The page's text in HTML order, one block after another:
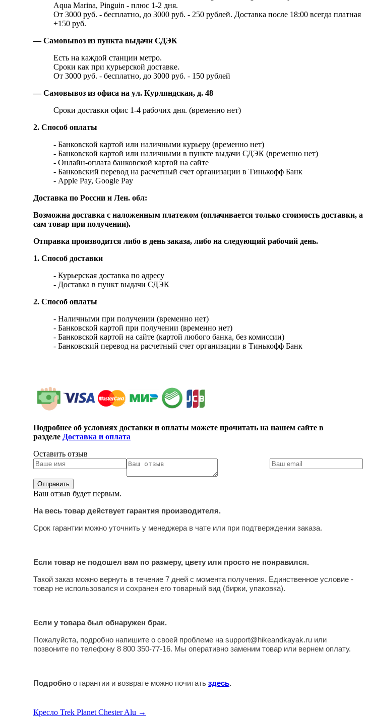
Aqua Marina, Pinguin - плюс 1-2 дня.
От 3000 руб. - бесплатно, до 3000 руб. - 250 рублей. Доставка после 18:00 всегда платная
+150 руб.
— Самовывоз из пункта выдачи СДЭК
Есть на каждой станции метро.
Сроки как при курьерской доставке.
От 3000 руб. - бесплатно, до 3000 руб. - 150 рублей
— Самовывоз из офиса на ул. Курляндская, д. 48
Сроки доставки офис 1-4 рабочих дня. (временно нет)
2. Способ оплаты
- Банковской картой или наличными курьеру (временно нет)
- Банковской картой или наличными в пункте выдачи СДЭК (временно нет)
- Онлайн-оплата банковской картой на сайте
- Банковский перевод на расчетный счет организации в Тинькофф Банк
- Apple Pay, Google Pay
Доставка по России и Лен. обл:
Возможна доставка с наложенным платежом (оплачивается только стоимость доставки, а
сам товар при получении).
Отправка производится либо в день заказа, либо на следующий рабочий день.
1. Способ доставки
- Курьерская доставка по адресу
- Доставка в пункт выдачи СДЭК
2. Способ оплаты
- Наличными при получении (временно нет)
- Банковской картой при получении (временно нет)
- Банковской картой на сайте (картой любого банка, без комиссии)
- Банковский перевод на расчетный счет организации в Тинькофф Банк
Подробнее об условиях доставки и оплаты можете прочитать на нашем сайте в
разделе Доставка и оплата
Оставить отзыв
Ваш отзыв будет первым.
На весь товар действует гарантия производителя.
Срок гарантии можно уточнить у менеджера в чате или при подтверждении заказа.
Если товар не подошел вам по размеру, цвету или просто не понравился.
Такой заказ можно вернуть в течение 7 дней с момента получения. Единственное условие -
товар не использовался и сохранен его товарный вид (бирки, упаковка).
Если у товара был обнаружен брак.
Пожалуйста, подробно напишите о своей проблеме на support@hikeandkayak.ru или
позвоните по телефону 8 800 350-77-16. Мы оперативно заменим товар или вернем оплату.
Подробно о гарантии и возврате можно почитать здесь.
Кресло Trek Planet Chester Alu →